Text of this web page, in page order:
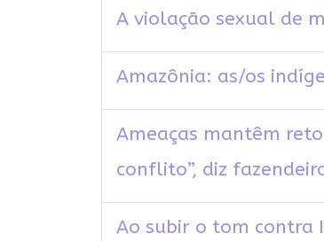
A violação sexual de
Amazônia: as/os
Ameaças mantêm
conflito”, diz
Ao subir o tom contra